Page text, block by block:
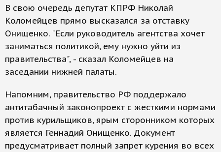
В свою очередь депутат КПРФ Николай
Коломейцев прямо высказался за отставку
Онищенко. "Если руководитель агентства хочет
заниматься политикой, ему нужно уйти из
правительства", - сказал Коломейцев на
заседании нижней палаты.
Напомним, правительство РФ поддержало
антитабачный законопроект с жесткими нормами
против курильщиков, ярым сторонником которых
является Геннадий Онищенко. Документ
предусматривает полный запрет курения во всех